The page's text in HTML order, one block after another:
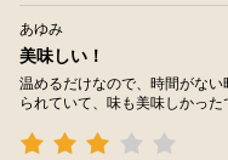
あゆみ
美味しい！
温めるだけなので、時間がな
られていて、味も美味しかった